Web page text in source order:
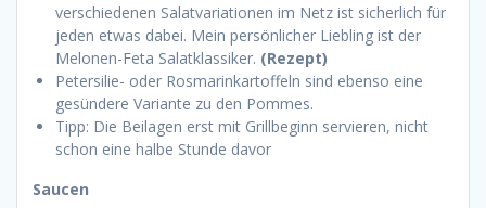
verschiedenen Salatvariationen im Netz ist sicherlich für
jeden etwas dabei. Mein persönlicher Liebling ist der
Melonen-Feta Salatklassiker. (Rezept)
Petersilie- oder Rosmarinkartoffeln sind ebenso eine
gesündere Variante zu den Pommes.
Tipp: Die Beilagen erst mit Grillbeginn servieren, nicht
schon eine halbe Stunde davor
Saucen